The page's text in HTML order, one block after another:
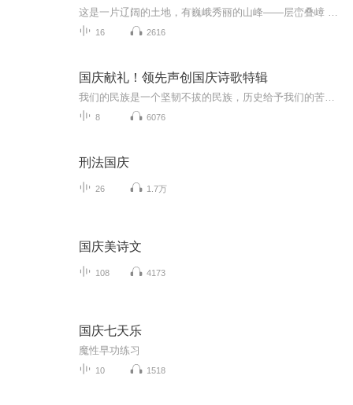
16 2616
国庆献礼！领先声创国庆诗歌特辑
8 6076
刑法国庆
26 1.7万
国庆美诗文
108 4173
国庆七天乐
魔性早功练习
10 1518